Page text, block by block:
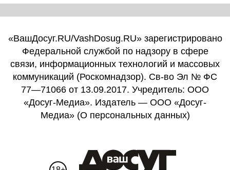
«ВашДосуг.RU/VashDosug.RU» зарегистрировано
Федеральной службой по надзору в сфере
связи, информационных технологий и массовых
коммуникаций (Роскомнадзор). Св-во Эл № ФС
77—71066 от 13.09.2017. Учредитель: ООО
«Досуг-Медиа». Издатель — ООО «Досуг-
Медиа» (О персональных данных)